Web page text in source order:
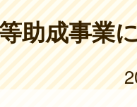
助成事業